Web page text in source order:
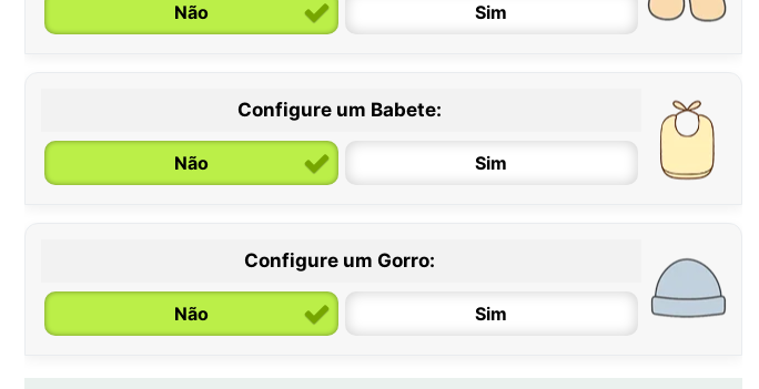
Não Sim
Configure um Babete:
Não Sim
Configure um Gorro:
Não Sim